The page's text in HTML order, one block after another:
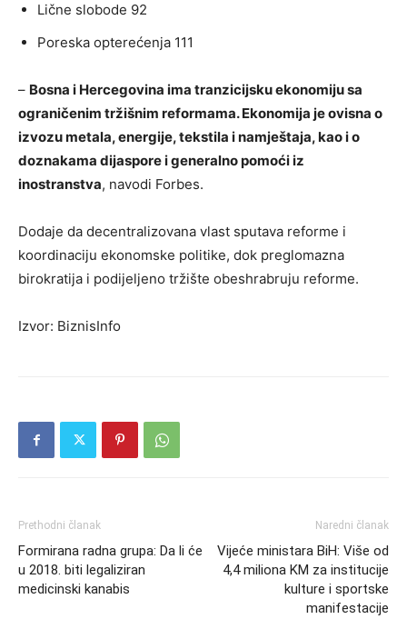
Lične slobode 92
Poreska opterećenja 111
– Bosna i Hercegovina ima tranzicijsku ekonomiju sa
ograničenim tržišnim reformama. Ekonomija je ovisna o
izvozu metala, energije, tekstila i namještaja, kao i o
doznakama dijaspore i generalno pomoći iz
inostranstva, navodi Forbes.
Dodaje da decentralizovana vlast sputava reforme i
koordinaciju ekonomske politike, dok preglomazna
birokratija i podijeljeno tržište obeshrabruju reforme.
Izvor: BiznisInfo
Prethodni članak
Formirana radna grupa: Da li će
u 2018. biti legaliziran
medicinski kanabis
Naredni članak
Vijeće ministara BiH: Više od
4,4 miliona KM za institucije
kulture i sportske
manifestacije